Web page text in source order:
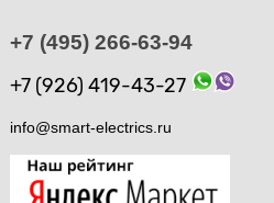
+7 (495) 266-63-94
+7 (926) 419-43-27
info@smart-electrics.ru